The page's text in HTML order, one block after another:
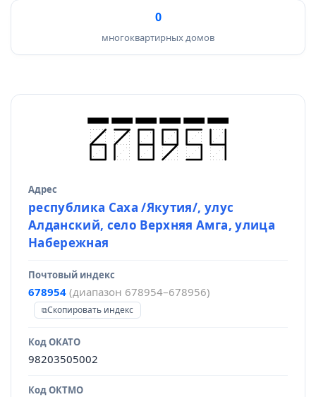
0
многоквартирных домов
Адрес
республика Саха /Якутия/, улус
Алданский, село Верхняя Амга, улица
Набережная
Почтовый индекс
678954 (диапазон 678954–678956)
Скопировать индекс
Код ОКАТО
98203505002
Код ОКТМО
Источник данных